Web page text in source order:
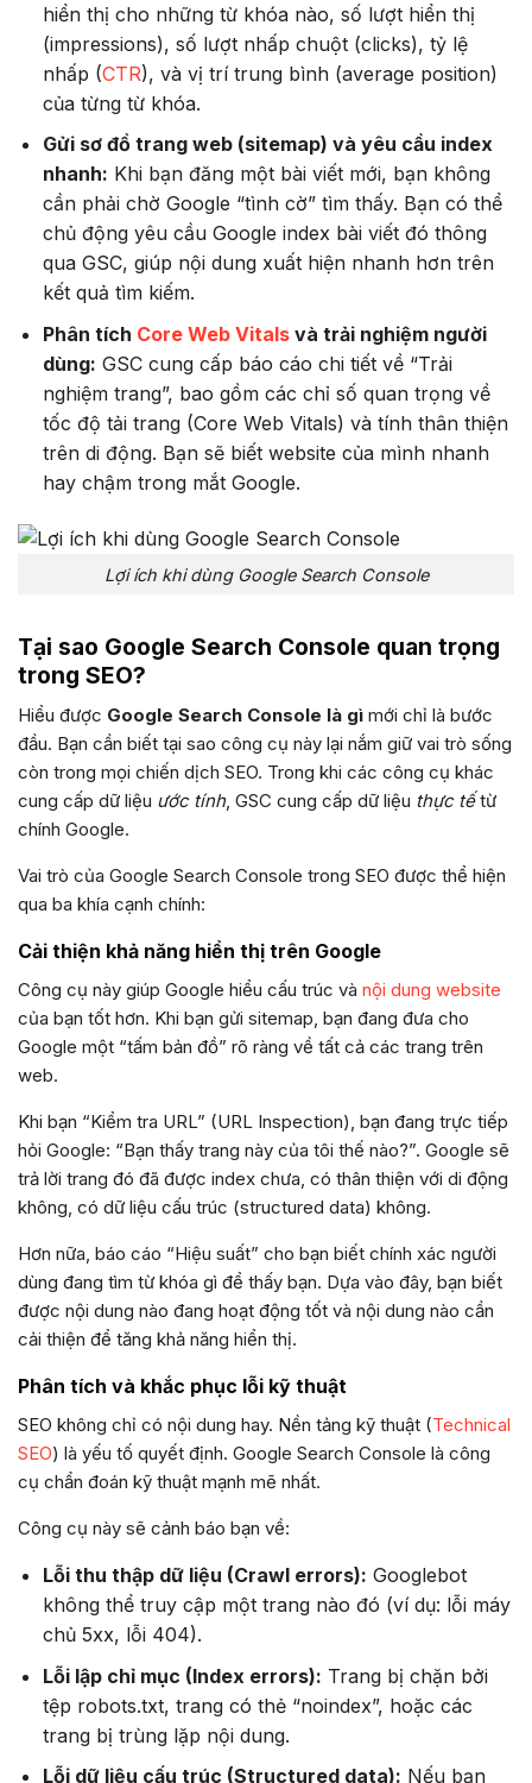
hiển thị cho những từ khóa nào, số lượt hiển thị
(impressions), số lượt nhấp chuột (clicks), tỷ lệ
nhấp (CTR), và vị trí trung bình (average position)
của từng từ khóa.
Gửi sơ đồ trang web (sitemap) và yêu cầu index
nhanh: Khi bạn đăng một bài viết mới, bạn không
cần phải chờ Google “tình cờ” tìm thấy. Bạn có thể
chủ động yêu cầu Google index bài viết đó thông
qua GSC, giúp nội dung xuất hiện nhanh hơn trên
kết quả tìm kiếm.
Phân tích Core Web Vitalsvà trải nghiệm người
dùng: GSC cung cấp báo cáo chi tiết về “Trải
nghiệm trang”, bao gồm các chỉ số quan trọng về
tốc độ tải trang (Core Web Vitals) và tính thân thiện
trên di động. Bạn sẽ biết website của mình nhanh
hay chậm trong mắt Google.
Lợi ích khi dùng Google Search Console
Tại sao Google Search Console quan trọng
trong SEO?
Hiểu được Google Search Console là gì mới chỉ là bước
đầu. Bạn cần biết tại sao công cụ này lại nắm giữ vai trò sống
còn trong mọi chiến dịch SEO. Trong khi các công cụ khác
cung cấp dữ liệu ước tính, GSC cung cấp dữ liệu thực tếtừ
chính Google.
Vai trò của Google Search Console trong SEO được thể hiện
qua ba khía cạnh chính:
Cải thiện khả năng hiển thị trên Google
Công cụ này giúp Google hiểu cấu trúc và nội dung website
của bạn tốt hơn. Khi bạn gửi sitemap, bạn đang đưa cho
Google một “tấm bản đồ” rõ ràng về tất cả các trang trên
web.
Khi bạn “Kiểm tra URL” (URL Inspection), bạn đang trực tiếp
hỏi Google: “Bạn thấy trang này của tôi thế nào?”. Google sẽ
trả lời trang đó đã được index chưa, có thân thiện với di động
không, có dữ liệu cấu trúc (structured data) không.
Hơn nữa, báo cáo “Hiệu suất” cho bạn biết chính xác người
dùng đang tìm từ khóa gì để thấy bạn. Dựa vào đây, bạn biết
được nội dung nào đang hoạt động tốt và nội dung nào cần
cải thiện để tăng khả năng hiển thị.
Phân tích và khắc phục lỗi kỹ thuật
SEO không chỉ có nội dung hay. Nền tảng kỹ thuật (Technical
SEO) là yếu tố quyết định. Google Search Console là công
cụ chẩn đoán kỹ thuật mạnh mẽ nhất.
Công cụ này sẽ cảnh báo bạn về:
Lỗi thu thập dữ liệu (Crawl errors): Googlebot
không thể truy cập một trang nào đó (ví dụ: lỗi máy
chủ 5xx, lỗi 404).
Lỗi lập chỉ mục (Index errors): Trang bị chặn bởi
tệp robots.txt, trang có thẻ “noindex”, hoặc các
trang bị trùng lặp nội dung.
Lỗi dữ liệu cấu trúc (Structured data): Nếu bạn